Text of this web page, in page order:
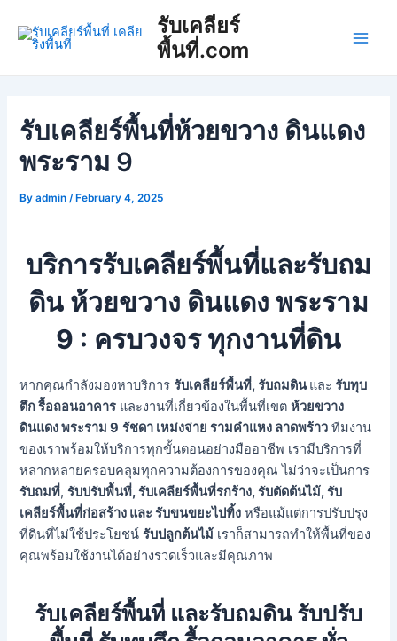
content
รับเคลียร์
พื้นที่.com
รับเคลียร์พื้นที่ห้วยขวาง ดินแดง
พระราม 9
Byadmin/ February 4, 2025
บริการรับเคลียร์พื้นที่และรับถม
ดิน ห้วยขวาง ดินแดง พระราม
9 : ครบวงจร ทุกงานที่ดิน
หากคุณกำลังมองหาบริการรับเคลียร์พื้นที่, รับถมดินและ รับทุบ
ตึก รื้อถอนอาคาร และงานที่เกี่ยวข้องในพื้นที่เขตห้วยขวาง
ดินแดง พระราม 9 รัชดา เหม่งจ่าย รามคำแหง ลาดพร้าว ทีมงาน
ของเราพร้อมให้บริการทุกขั้นตอนอย่างมืออาชีพ เรามีบริการที่
หลากหลายครอบคลุมทุกความต้องการของคุณ ไม่ว่าจะเป็นการ
รับถมที่,รับปรับพื้นที่, รับเคลียร์พื้นที่รกร้าง, รับตัดต้นไม้, รับ
เคลียร์พื้นที่ก่อสร้าง และ รับขนขยะไปทิ้ง หรือแม้แต่การปรับปรุง
ที่ดินที่ไม่ใช้ประโยชน์รับปลูกต้นไม้ เราก็สามารถทำให้พื้นที่ของ
คุณพร้อมใช้งานได้อย่างรวดเร็วและมีคุณภาพ
รับเคลียร์พื้นที่ และรับถมดิน รับปรับ
navigation